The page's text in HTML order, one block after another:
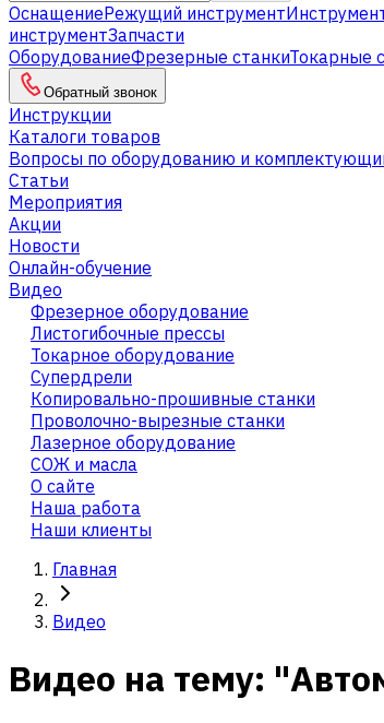
ОснащениеРежущий инструмент
инструментЗапчасти
ОборудованиеФрезерные станкиТокарные
Обратный звонок
Инструкции
Каталоги товаров
Вопросы по оборудованию и
Статьи
Мероприятия
Акции
Новости
Онлайн-обучение
Видео
Фрезерное оборудование
Листогибочные прессы
Токарное оборудование
Cупердрели
Копировально-прошивные станки
Проволочно-вырезные станки
Лазерное оборудование
СОЖ и масла
О сайте
Наша работа
Наши клиенты
Главная
Видео
Видео на тему: